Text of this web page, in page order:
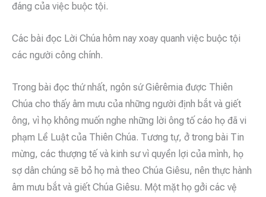
đáng của việc buộc tội.
Các bài đọc Lời Chúa hôm nay xoay quanh việc buộc tội
các người công chính.
Trong bài đọc thứ nhất, ngôn sứ Giêrêmia được Thiên
Chúa cho thấy âm mưu của những người định bắt và giết
ông, vì họ không muốn nghe những lời ông tố cáo họ đã vi
phạm Lề Luật của Thiên Chúa. Tương tự, ở trong bài Tin
mừng, các thượng tế và kinh sư vì quyền lợi của mình, họ
sợ dân chúng sẽ bỏ họ mà theo Chúa Giêsu, nên thực hành
âm mưu bắt và giết Chúa Giêsu. Một mặt họ gởi các vệ